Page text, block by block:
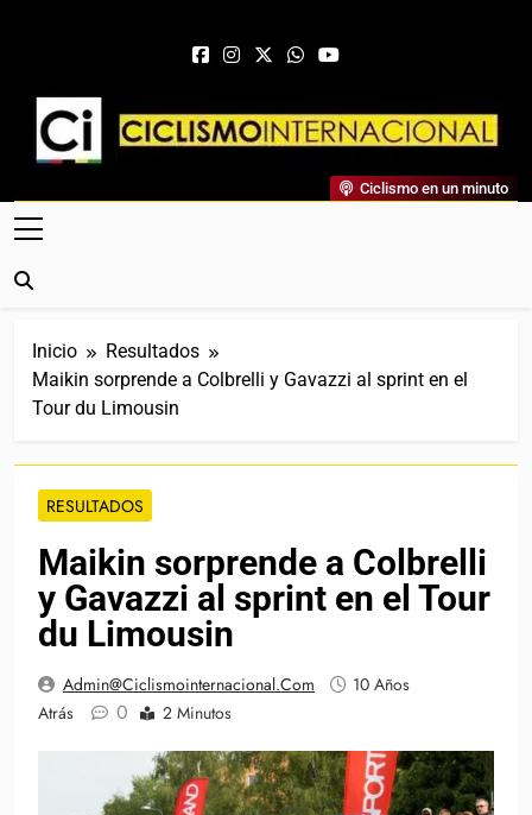
Ciclismo Internacional
Web Dedicada Al Ciclismo Mundial. Entrevistas, Análisis,
Crónicas, Previas Y Más. La Web Ciclista De Referencia.
Ciclismo en un minuto
Inicio
Resultados
Maikin sorprende a Colbrelli y Gavazzi al sprint en el
Tour du Limousin
RESULTADOS
Maikin sorprende a Colbrelli
y Gavazzi al sprint en el Tour
du Limousin
Admin@ciclismointernacional.com
10 Años
Atrás
0 2 Minutos